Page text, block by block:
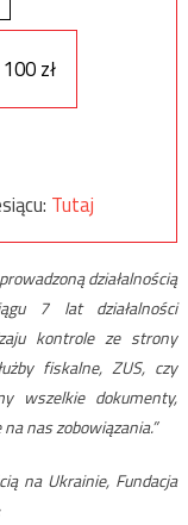
100 zł
Tutaj
działalnością
7 lat działalności
kontrole ze strony
fiskalne, ZUS, czy
wszelkie dokumenty,
nas zobowiązania.”
na Ukrainie, Fundacja